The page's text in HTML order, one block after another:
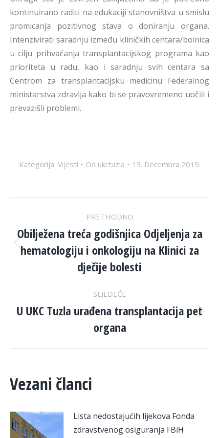
kontinuirano raditi na edukaciji stanovništva u smislu
promicanja pozitivnog stava o doniranju organa.
Intenzivirati saradnju između kliničkih centara/bolnica
u cilju prihvaćanja transplantacijskog programa kao
prioriteta u radu, kao i saradnju svih centara sa
Centrom za transplantacijsku medicinu Federalnog
ministarstva zdravlja kako bi se pravovremeno uočili i
prevazišli problemi.
Kategorija: Vijesti Od ukctuzla 19. Decembra 2019.
NAVIGATION
PRETHODNO
Previous
post:
Obilježena treća godišnjica Odjeljenja za
hematologiju i onkologiju na Klinici za
dječije bolesti
SLJEDEĆE
Next
post:
U UKC Tuzla urađena transplantacija pet
organa
Vezani članci
Lista nedostajućih lijekova Fonda
zdravstvenog osiguranja FBiH